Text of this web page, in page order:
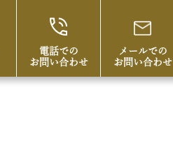
電話での
お問い合わせ
メールでの
お問い合わせ